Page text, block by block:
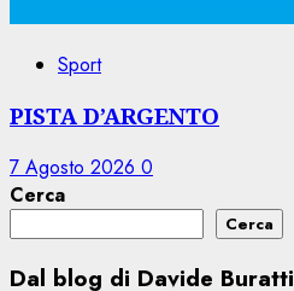
Sport
PISTA D’ARGENTO
7 Agosto 2026 0
Cerca
Cerca
Dal blog di Davide Buratti